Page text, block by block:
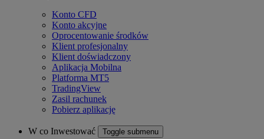
Konto CFD
Konto akcyjne
Oprocentowanie środków
Klient profesjonalny
Klient doświadczony
Aplikacja Mobilna
Platforma MT5
TradingView
Zasil rachunek
Pobierz aplikację
W co Inwestować Toggle submenu